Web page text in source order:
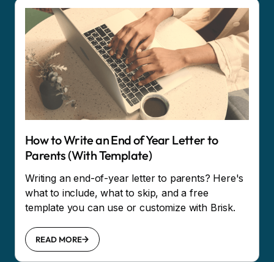
How to Write an End of Year Letter to
Parents (With Template)
Writing an end-of-year letter to parents? Here's
what to include, what to skip, and a free
template you can use or customize with Brisk.
READ MORE